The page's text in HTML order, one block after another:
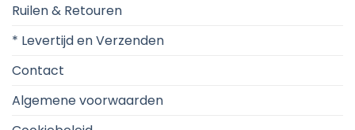
Ruilen & Retouren
* Levertijd en Verzenden
Contact
Algemene voorwaarden